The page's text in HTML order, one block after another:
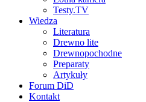
Testy.TV
Wiedza
Literatura
Drewno lite
Drewnopochodne
Preparaty
Artykuły
Forum DiD
Kontakt